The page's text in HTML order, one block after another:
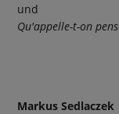
und
Qu'appelle-t-on
Markus Sedlaczek